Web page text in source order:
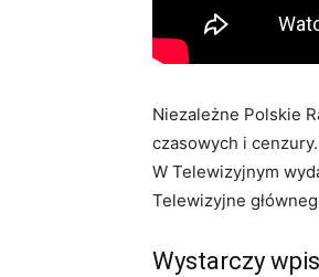
Niezależne Polskie
czasowych i cenzury.
W Telewizyjnym
Telewizyjne
Wystarczy